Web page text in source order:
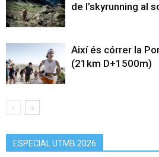
de l’skyrunning al
Així és córrer la
(21km D+1500m)
ESPECIAL UTMB 2026